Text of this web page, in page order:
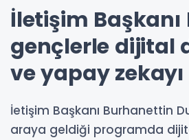
İletişim Başkanı
gençlerle dijital
ve yapay
İetişim Başkanı Burhanettin
araya geldiği programda